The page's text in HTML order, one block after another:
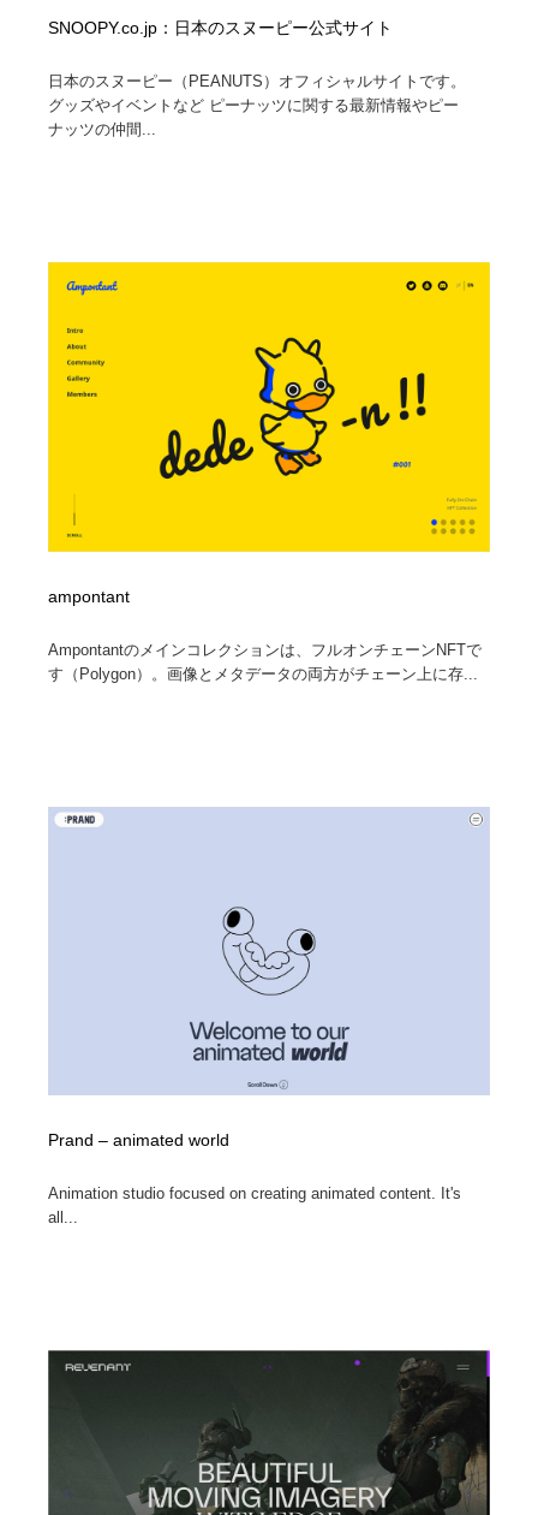
SNOOPY.co.jp：日本のスヌーピー公式サイト
日本のスヌーピー（PEANUTS）オフィシャルサイトです。
グッズやイベントなど ピーナッツに関する最新情報やピー
ナッツの仲間...
ampontant
Ampontantのメインコレクションは、フルオンチェーンNFTで
す（Polygon）。画像とメタデータの両方がチェーン上に存...
Prand – animated world
Animation studio focused on creating animated content. It's
all...